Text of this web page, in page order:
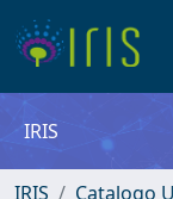
IRIS
IRIS
Catalogo